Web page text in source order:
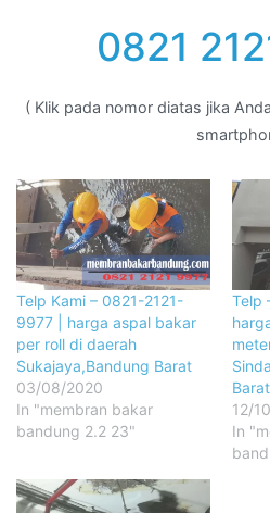
0821
( Klik pada nomor diatas jika
Telp Kami – 0821-2121-
9977 | harga aspal bakar
per roll di daerah
Sukajaya,Bandung Barat
03/08/2020
In "membran bakar
bandung 2.2 23"
Telp
Barat
12/
In